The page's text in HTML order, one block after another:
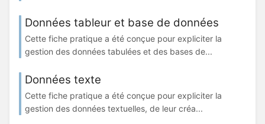
Données tableur et base de données
Cette fiche pratique a été conçue pour expliciter la
gestion des données tabulées et des bases de...
Données texte
Cette fiche pratique a été conçue pour expliciter la
gestion des données textuelles, de leur créa...